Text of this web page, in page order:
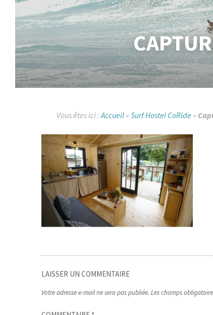
Vous êtes ici :Accueil» Surf Hostel CoRide »
LAISSER UN COMMENTAIRE
Votre adresse e-mail ne sera pas publiée. Les champs